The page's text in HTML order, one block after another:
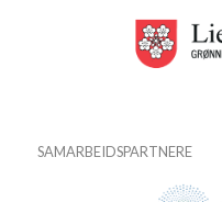
SAMARBEIDSPARTNERE